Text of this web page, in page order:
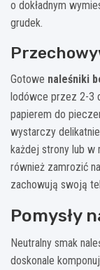
o dokładnym
grudek.
Gotowe naleśniki
lodówce przez 2-3
papierem do
wystarczy
każdej strony lub w
również zamrozić
zachowują swoją
Pomysły
Neutralny smak
doskonale